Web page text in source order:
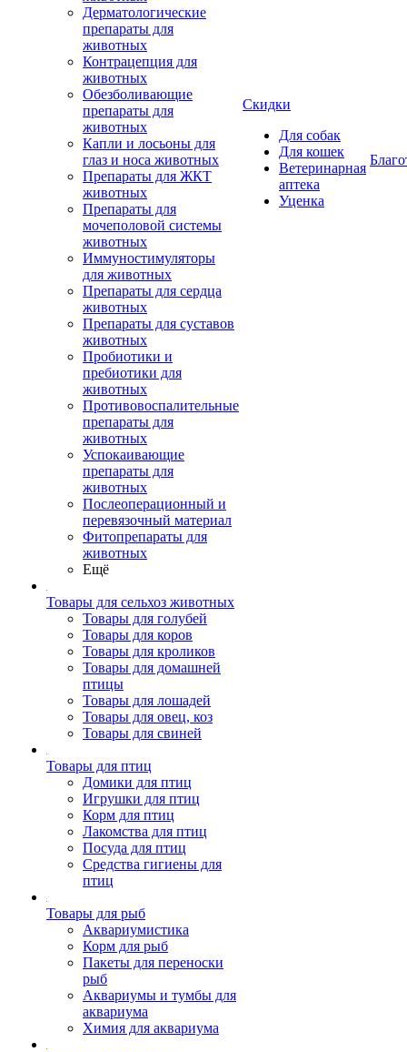
Дерматологические
препараты для
животных
Контрацепция для
животных
Обезболивающие
препараты для
животных
Капли и лосьоны для
глаз и носа животных
Препараты для ЖКТ
животных
Препараты для
мочеполовой системы
животных
Иммуностимуляторы
для животных
Препараты для сердца
животных
Препараты для суставов
животных
Пробиотики и
пребиотики для
животных
Противовоспалительные
препараты для
животных
Успокаивающие
препараты для
животных
Послеоперационный и
перевязочный материал
Фитопрепараты для
животных
Ещё
Товары для сельхоз животных
Товары для голубей
Товары для коров
Товары для кроликов
Товары для домашней
птицы
Товары для лошадей
Товары для овец, коз
Товары для свиней
Товары для птиц
Домики для птиц
Игрушки для птиц
Корм для птиц
Лакомства для птиц
Посуда для птиц
Средства гигиены для
птиц
Товары для рыб
Аквариумистика
Корм для рыб
Пакеты для переноски
рыб
Аквариумы и тумбы для
аквариума
Химия для аквариума
Скидки
Для собак
Для кошек
Ветеринарная
аптека
Уценка